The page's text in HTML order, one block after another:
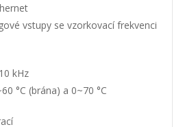
vstupy se vzorkovací frekvenci
kHz
°C (brána) a 0~70 °C